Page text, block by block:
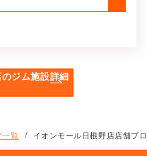
ジム施設詳細
一覧 イオンモール日根野店店舗ブ